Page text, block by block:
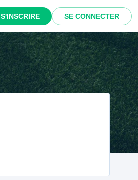
S'INSCRIRE SE CONNECTER